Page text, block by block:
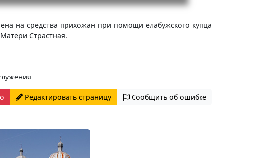
на средства прихожан при помощи елабужского купца
Страстная.
Редактировать страницу Сообщить об ошибке